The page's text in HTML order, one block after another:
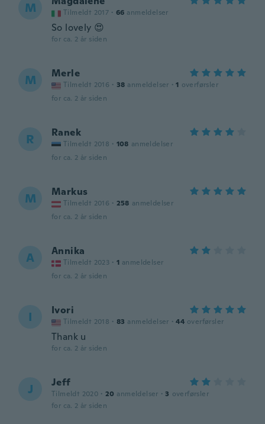
M Tilmeldt 2017 · 66 anmeldelser
So lovely 😍
for ca. 2 år siden
M Merle
Tilmeldt 2016 · 38 anmeldelser · 1 overførsler
for ca. 2 år siden
R Ranek
Tilmeldt 2018 · 108 anmeldelser
for ca. 2 år siden
M Markus
Tilmeldt 2016 · 258 anmeldelser
for ca. 2 år siden
A Annika
Tilmeldt 2023 · 1 anmeldelser
for ca. 2 år siden
I Ivori
Tilmeldt 2018 · 83 anmeldelser · 44 overførsler
Thank u
for ca. 2 år siden
J Jeff
Tilmeldt 2020 · 20 anmeldelser · 3 overførsler
for ca. 2 år siden